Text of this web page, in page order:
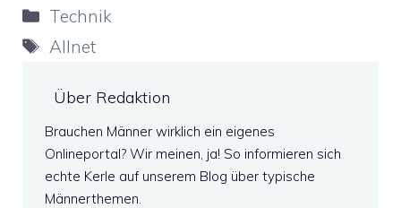
Kategorien
Technik
Schlagwörter
Allnet
Über Redaktion
Brauchen Männer wirklich ein eigenes
Onlineportal? Wir meinen, ja! So informieren sich
echte Kerle auf unserem Blog über typische
Männerthemen.